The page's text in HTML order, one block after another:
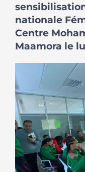
nationale
Centre
Maamora le